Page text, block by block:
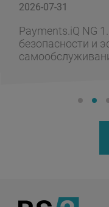
2026-07-31
Payments.iQ NG
безопасности и